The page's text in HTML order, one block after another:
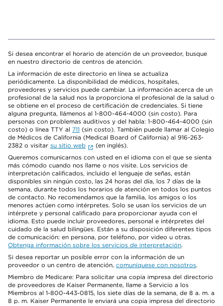
Si desea encontrar el horario de atención de un proveedor, busque
en nuestro directorio de centros de atención.
La información de este directorio en línea se actualiza
periódicamente. La disponibilidad de médicos, hospitales,
proveedores y servicios puede cambiar. La información acerca de un
profesional de la salud nos la proporciona el profesional de la salud o
se obtiene en el proceso de certificación de credenciales. Si tiene
alguna pregunta, llámenos al 1-800-464-4000 (sin costo). Para
personas con problemas auditivos y del habla: 1-800-464-4000 (sin
costo) o línea TTY al 711 (sin costo). También puede llamar al Colegio
de Médicos de California (Medical Board of California) al 916-263-
2382 o visitar su sitio web
(en inglés).
Queremos comunicarnos con usted en el idioma con el que se sienta
más cómodo cuando nos llame o nos visite. Los servicios de
interpretación calificados, incluido el lenguaje de señas, están
disponibles sin ningún costo, las 24 horas del día, los 7 días de la
semana, durante todos los horarios de atención en todos los puntos
de contacto. No recomendamos que la familia, los amigos o los
menores actúen como intérpretes. Solo se usan los servicios de un
intérprete y personal calificado para proporcionar ayuda con el
idioma. Esto puede incluir proveedores, personal e intérpretes del
cuidado de la salud bilingües. Están a su disposición diferentes tipos
de comunicación: en persona, por teléfono, por video u otras.
Obtenga información sobre los servicios de interpretación.
Si desea reportar un posible error con la información de un
proveedor o un centro de atención, comuníquese con nosotros.
Miembro de Medicare: Para solicitar una copia impresa del directorio
de proveedores de Kaiser Permanente, llame a Servicio a los
Miembros al 1-800-443-0815, los siete días de la semana, de 8 a. m. a
8 p. m. Kaiser Permanente le enviará una copia impresa del directorio